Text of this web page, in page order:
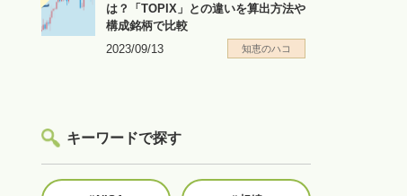
は？「TOPIX」との違いを算出方法や
構成銘柄で比較
2023/09/13
知恵のハコ
キーワードで探す